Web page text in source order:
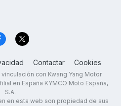
Contactar Cookies
con Kwang Yang Motor
en España KYMCO Moto España,
S.A.
en esta web son propiedad de sus